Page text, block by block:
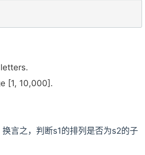
[1, 10,000].
言之，判断s1的排列是否为s2的子